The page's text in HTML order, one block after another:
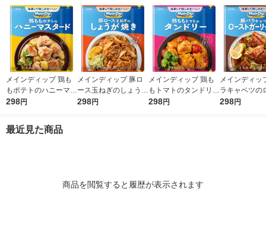
メインディップ 鶏も
もポテトのハニーマス
タード 1個（2〜3人
料) 時短 大塚食品
298円
メインディップ 豚ロ
ース玉ねぎのしょうが
焼き 1個（2〜3人前）
298円
メインディップ 鶏も
もトマトのタンドリー
1個（2〜3人前） (冷
298円
メインディッ
ラキャベツの
ガーリック炒
298円
最近見た商品
商品を閲覧すると履歴が表示されます